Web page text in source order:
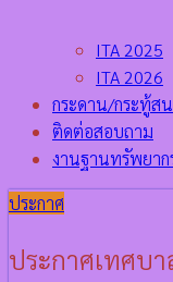
ITA 2025
ITA 2026
กระดาน/กระทู้ส
ติดต่อสอบถาม
งานฐานทรัพยา
ประกาศ
ประกาศเทศบ